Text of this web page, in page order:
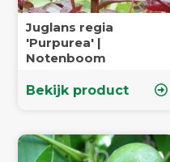
Juglans regia
'Purpurea' |
Notenboom
Bekijk product